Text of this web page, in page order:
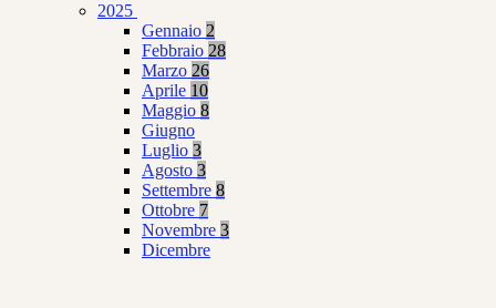
2025
Gennaio 2
Febbraio 28
Marzo 26
Aprile 10
Maggio 8
Giugno
Luglio 3
Agosto 3
Settembre 8
Ottobre 7
Novembre 3
Dicembre